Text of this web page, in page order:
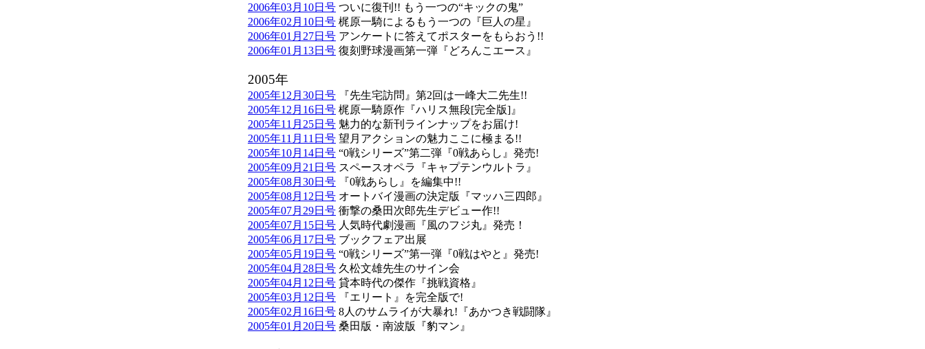
2006年03月10日号 ついに復刊!! もう一つの“キックの鬼”
2006年02月10日号 梶原一騎によるもう一つの『巨人の星』
2006年01月27日号 アンケートに答えてポスターをもらおう!!
2006年01月13日号 復刻野球漫画第一弾『どろんこエース』
2005年
2005年12月30日号 『先生宅訪問』第2回は一峰大二先生!!
2005年12月16日号 梶原一騎原作『ハリス無段[完全版]』
2005年11月25日号 魅力的な新刊ラインナップをお届け!
2005年11月11日号 望月アクションの魅力ここに極まる!!
2005年10月14日号 “0戦シリーズ”第二弾『0戦あらし』発売!
2005年09月21日号 スペースオペラ『キャプテンウルトラ』
2005年08月30日号 『0戦あらし』を編集中!!
2005年08月12日号 オートバイ漫画の決定版『マッハ三四郎』
2005年07月29日号 衝撃の桑田次郎先生デビュー作!!
2005年07月15日号 人気時代劇漫画『風のフジ丸』発売！
2005年06月17日号 ブックフェア出展
2005年05月19日号 “0戦シリーズ”第一弾『0戦はやと』発売!
2005年04月28日号 久松文雄先生のサイン会
2005年04月12日号 貸本時代の傑作『挑戦資格』
2005年03月12日号 『エリート』を完全版で!
2005年02月16日号 8人のサムライが大暴れ!『あかつき戦闘隊』
2005年01月20日号 桑田版・南波版『豹マン』